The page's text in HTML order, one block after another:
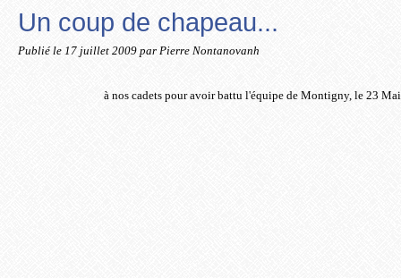
Un coup de chapeau...
Publié le 17 juillet 2009 par Pierre Nontanovanh
à nos cadets pour avoir battu l'équipe de Montigny, le 23